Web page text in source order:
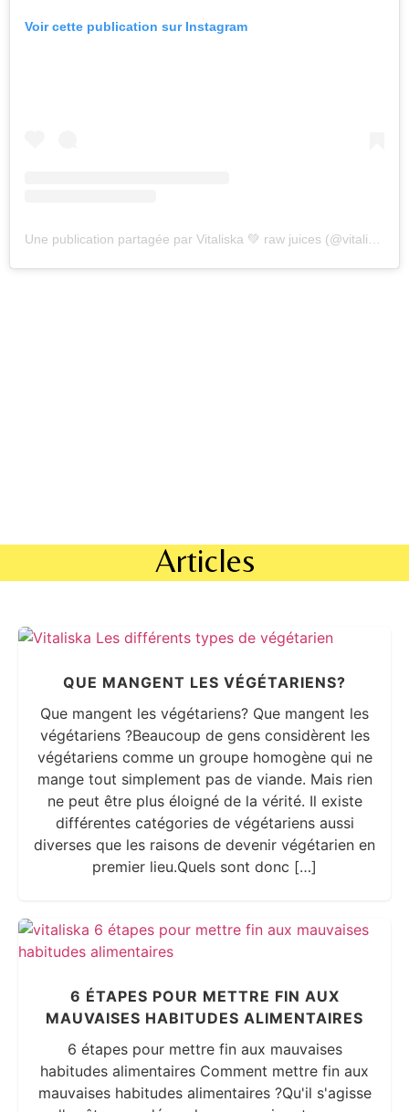
Voir cette publication sur Instagram
Articles
QUE MANGENT LES VÉGÉTARIENS?
Que mangent les végétariens? Que mangent les
végétariens ?Beaucoup de gens considèrent les
végétariens comme un groupe homogène qui ne
mange tout simplement pas de viande. Mais rien
ne peut être plus éloigné de la vérité. Il existe
différentes catégories de végétariens aussi
diverses que les raisons de devenir végétarien en
premier lieu.Quels sont donc […]
6 ÉTAPES POUR METTRE FIN AUX
MAUVAISES HABITUDES ALIMENTAIRES
6 étapes pour mettre fin aux mauvaises
habitudes alimentaires Comment mettre fin aux
mauvaises habitudes alimentaires ?Qu'il s'agisse